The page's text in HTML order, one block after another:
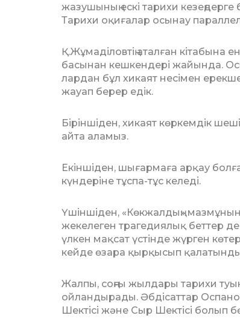
жазушының ескі тарихи кезеңдерге
Тарихи оқиғалар осы­нау
Қ.Жұмаділовтің аталған кітабына
басынан кеш­кендері жайында.
лардан бұл хикаят несімен
жауап берер едік.
Біріншіден, хикаят көркемдік
айта аламыз.
Екіншіден, шығармаға арқау
күндеріне тұспа-тұс ке­леді.
Үшіншіден, «Көкжалдың»
жекелеген трагедиялық беттер
үлкен мақсат үс­тін­де жүрген
кейде өзара қырқысып
Жалпы, соңғы жылдары тарихи
ойландырады. Әбдісаттар
Шектісі жә­не Сыр Шектісі болып